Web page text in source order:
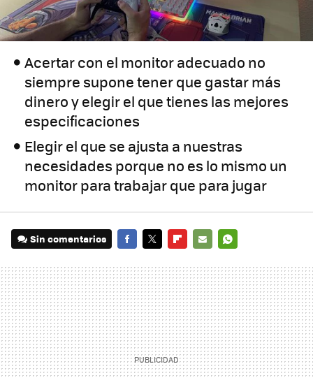
Acertar con el monitor adecuado no
siempre supone tener que gastar más
dinero y elegir el que tienes las mejores
especificaciones
Elegir el que se ajusta a nuestras
necesidades porque no es lo mismo un
monitor para trabajar que para jugar
Sin comentarios
MAIL